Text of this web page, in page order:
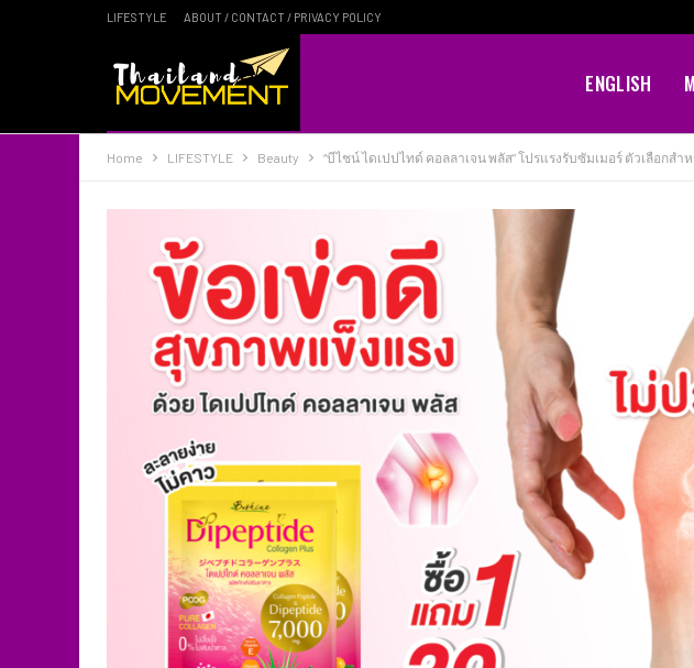
LIFESTYLE ABOUT / CONTACT / PRIVACY POLICY
ENGLISH
Home LIFESTYLE Beauty “บีไชน์ ไดเปปไทด์ คอลลาเจน พลัส” โปรแรงรับซัมเมอร์ ตัวเลือกส